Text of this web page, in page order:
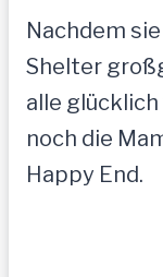
Nachdem
Shelter
alle
noch die
Happy End.